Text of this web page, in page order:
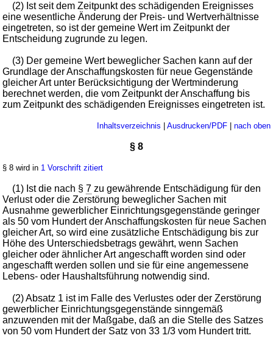
(2) Ist seit dem Zeitpunkt des schädigenden Ereignisses
eine wesentliche Änderung der Preis- und Wertverhältnisse
eingetreten, so ist der gemeine Wert im Zeitpunkt der
Entscheidung zugrunde zu legen.
(3) Der gemeine Wert beweglicher Sachen kann auf der
Grundlage der Anschaffungskosten für neue Gegenstände
gleicher Art unter Berücksichtigung der Wertminderung
berechnet werden, die vom Zeitpunkt der Anschaffung bis
zum Zeitpunkt des schädigenden Ereignisses eingetreten ist.
Inhaltsverzeichnis Ausdrucken/PDF| nach oben
§ 8
§ 8 wird in 1 Vorschrift zitiert
(1) Ist die nach §7 zu gewährende Entschädigung für den
Verlust oder die Zerstörung beweglicher Sachen mit
Ausnahme gewerblicher Einrichtungsgegenstände geringer
als 50 vom Hundert der Anschaffungskosten für neue Sachen
gleicher Art, so wird eine zusätzliche Entschädigung bis zur
Höhe des Unterschiedsbetrags gewährt, wenn Sachen
gleicher oder ähnlicher Art angeschafft worden sind oder
angeschafft werden sollen und sie für eine angemessene
Lebens- oder Haushaltsführung notwendig sind.
(2) Absatz 1 ist im Falle des Verlustes oder der Zerstörung
gewerblicher Einrichtungsgegenstände sinngemäß
anzuwenden mit der Maßgabe, daß an die Stelle des Satzes
von 50 vom Hundert der Satz von 33 1/3 vom Hundert tritt.